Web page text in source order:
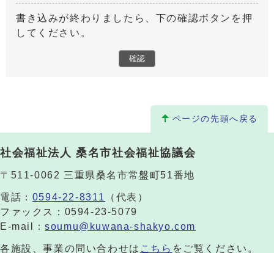
書き込みが終わりましたら、下の確認ボタンを押
してください。
ページの先頭へ戻る
社会福祉法人 桑名市社会福祉協議会
〒511-0062 三重県桑名市常盤町51番地
電話： 0594-22-8311
（代表）
ファックス：0594-23-5079
E-mail：soumu@kuwana-shakyo.com
各施設、事業の問い合わせは こちら をご覧ください。